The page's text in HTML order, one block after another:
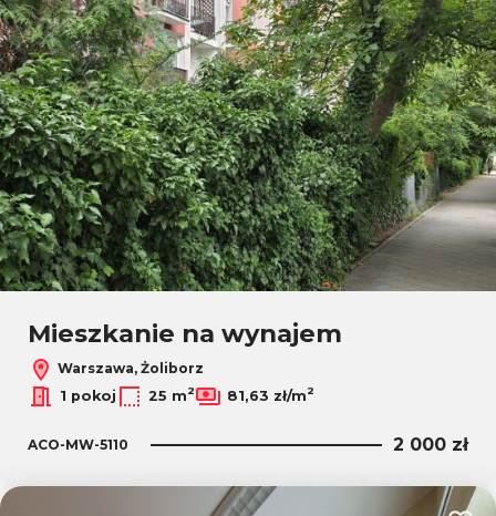
Mieszkanie na wynajem
Warszawa, Żoliborz
1 pokoj
25 m2 81,63 zł/m2
ACO-MW-5110 2 000 zł